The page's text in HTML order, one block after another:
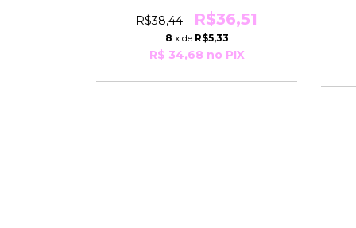
R$38,44 R$36,51
8 x de R$5,33
R$ 34,68 no PIX